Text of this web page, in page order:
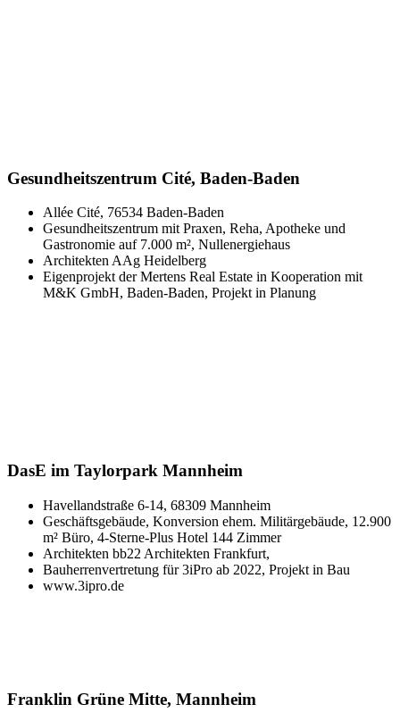
Gesundheitszentrum Cité, Baden-Baden
Allée Cité, 76534 Baden-Baden
Gesundheitszentrum mit Praxen, Reha, Apotheke und
Gastronomie auf 7.000 m², Nullenergiehaus
Architekten AAg Heidelberg
Eigenprojekt der Mertens Real Estate in Kooperation mit
M&K GmbH, Baden-Baden, Projekt in Planung
DasE im Taylorpark Mannheim
Havellandstraße 6-14, 68309 Mannheim
Geschäftsgebäude, Konversion ehem. Militärgebäude, 12.900
m² Büro, 4-Sterne-Plus Hotel 144 Zimmer
Architekten bb22 Architekten Frankfurt,
Bauherrenvertretung für 3iPro ab 2022, Projekt in Bau
www.3ipro.de
Franklin Grüne Mitte, Mannheim